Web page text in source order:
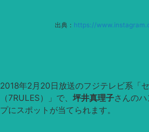
出典： https://
2018年2月20日放送のフジテレビ系「
（7RULES）」で、 坪井真理子さんの
プにスポットが当てられます。